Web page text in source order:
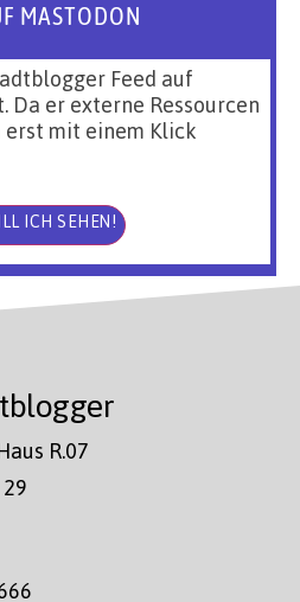
MASTODON
Feed auf
Da er externe Ressourcen
mit einem Klick
ICH SEHEN!
R.07